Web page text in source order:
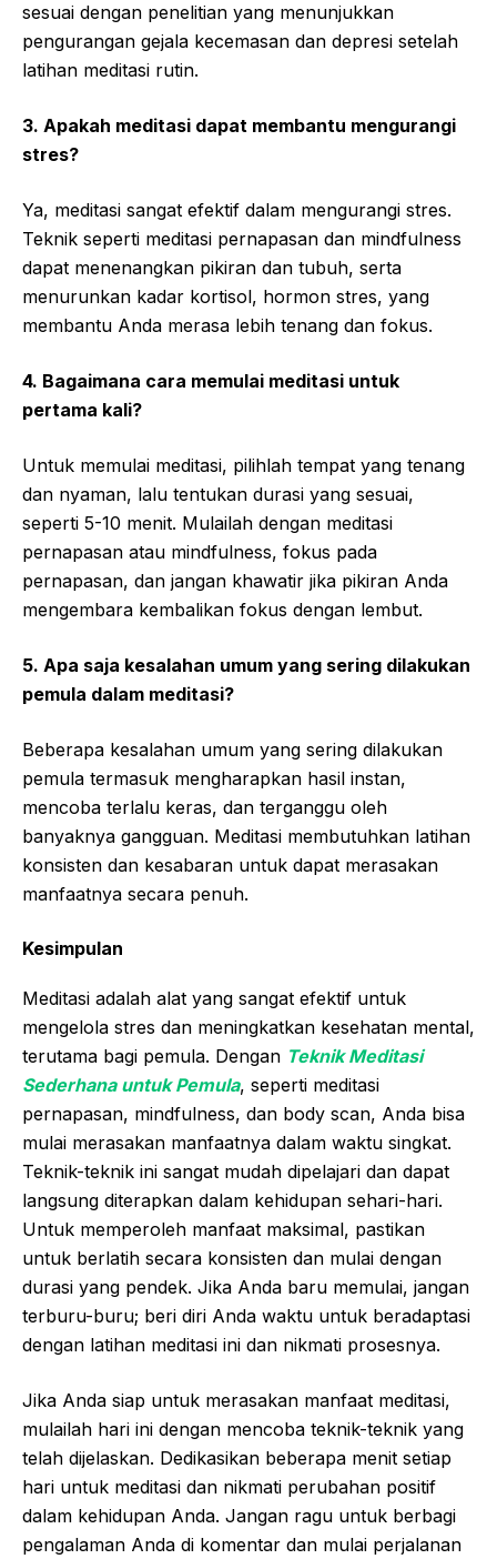
sesuai dengan penelitian yang menunjukkan
pengurangan gejala kecemasan dan depresi setelah
latihan meditasi rutin.
3. Apakah meditasi dapat membantu mengurangi
stres?
Ya, meditasi sangat efektif dalam mengurangi stres.
Teknik seperti meditasi pernapasan dan mindfulness
dapat menenangkan pikiran dan tubuh, serta
menurunkan kadar kortisol, hormon stres, yang
membantu Anda merasa lebih tenang dan fokus.
4. Bagaimana cara memulai meditasi untuk
pertama kali?
Untuk memulai meditasi, pilihlah tempat yang tenang
dan nyaman, lalu tentukan durasi yang sesuai,
seperti 5-10 menit. Mulailah dengan meditasi
pernapasan atau mindfulness, fokus pada
pernapasan, dan jangan khawatir jika pikiran Anda
mengembara kembalikan fokus dengan lembut.
5. Apa saja kesalahan umum yang sering dilakukan
pemula dalam meditasi?
Beberapa kesalahan umum yang sering dilakukan
pemula termasuk mengharapkan hasil instan,
mencoba terlalu keras, dan terganggu oleh
banyaknya gangguan. Meditasi membutuhkan latihan
konsisten dan kesabaran untuk dapat merasakan
manfaatnya secara penuh.
Kesimpulan
Meditasi adalah alat yang sangat efektif untuk
mengelola stres dan meningkatkan kesehatan mental,
terutama bagi pemula. Dengan Teknik Meditasi
Sederhana untuk Pemula, seperti meditasi
pernapasan, mindfulness, dan body scan, Anda bisa
mulai merasakan manfaatnya dalam waktu singkat.
Teknik-teknik ini sangat mudah dipelajari dan dapat
langsung diterapkan dalam kehidupan sehari-hari.
Untuk memperoleh manfaat maksimal, pastikan
untuk berlatih secara konsisten dan mulai dengan
durasi yang pendek. Jika Anda baru memulai, jangan
terburu-buru; beri diri Anda waktu untuk beradaptasi
dengan latihan meditasi ini dan nikmati prosesnya.
Jika Anda siap untuk merasakan manfaat meditasi,
mulailah hari ini dengan mencoba teknik-teknik yang
telah dijelaskan. Dedikasikan beberapa menit setiap
hari untuk meditasi dan nikmati perubahan positif
dalam kehidupan Anda. Jangan ragu untuk berbagi
pengalaman Anda di komentar dan mulai perjalanan